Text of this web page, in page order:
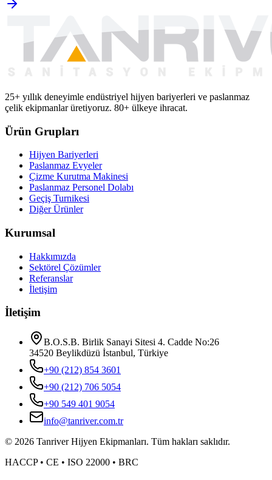
25+ yıllık deneyimle endüstriyel hijyen bariyerleri ve paslanmaz
çelik ekipmanlar üretiyoruz. 80+ ülkeye ihracat.
Ürün Grupları
Hijyen Bariyerleri
Paslanmaz Evyeler
Çizme Kurutma Makinesi
Paslanmaz Personel Dolabı
Geçiş Turnikesi
Diğer Ürünler
Kurumsal
Hakkımızda
Sektörel Çözümler
Referanslar
İletişim
İletişim
B.O.S.B. Birlik Sanayi Sitesi 4. Cadde No:26
34520 Beylikdüzü İstanbul, Türkiye
+90 (212) 854 3601
+90 (212) 706 5054
+90 549 401 9054
info@tanriver.com.tr
© 2026 Tanriver Hijyen Ekipmanları. Tüm hakları saklıdır.
HACCP • CE • ISO 22000 • BRC